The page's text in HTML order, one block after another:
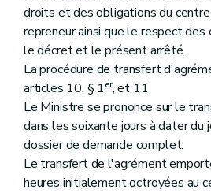
droits et des obligations du
repreneur ainsi que le respect des
le décret et le présent arrêté.
La procédure de transfert
articles 10, § 1er, et 11.
Le Ministre se prononce sur le
dans les soixante jours à dater du
dossier de demande complet.
Le transfert de l'agrément
heures initialement octroyées au